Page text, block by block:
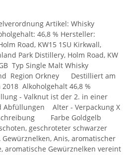
Artikel: Whisky
46,8 % Hersteller:
Road, KW15 1SU Kirkwall,
Park Distillery, Holm Road, KW
Typ Single Malt Whisky
Region Orkney Destilliert am
Alkoholgehalt 46,8 %
- Valknut ist der 2. in einer
Abfüllungen Alter - Verpackung X
Farbe Goldgelb
geschroteter schwarzer
Anis, aromatischer
aromatische Gewürznelken vereint